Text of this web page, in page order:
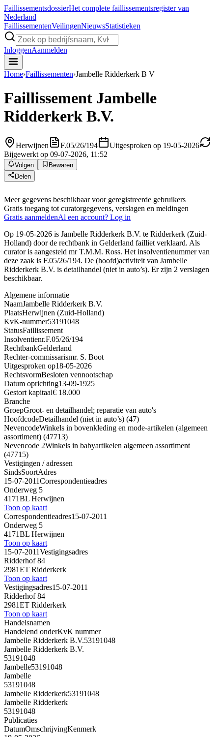
FaillissementsdossierHet complete faillissementsregister van
Nederland
FaillissementenVeilingenNieuwsStatistieken
InloggenAanmelden
Home›Faillissementen›Jambelle Ridderkerk B V
Faillissement Jambelle
Ridderkerk B.V.
Herwijnen F.05/26/194
Uitgesproken op 19-05-2026
Bijgewerkt op 09-07-2026, 11:52
Volgen
Bewaren
Delen
Meer gegevens beschikbaar voor geregistreerde gebruikers
Gratis toegang tot curatorgegevens, verslagen en meldingen
Gratis aanmeldenAl een account? Log in
Op 19-05-2026 is Jambelle Ridderkerk B.V. te Ridderkerk (Zuid-
Holland) door de rechtbank in Gelderland failliet verklaard. Als
curator is aangesteld mr T.M.M. Ross. Het insolventienummer van
deze zaak is F.05/26/194. De (hoofd)activiteit van Jambelle
Ridderkerk B.V. is detailhandel (niet in auto’s). Er zijn 2 verslagen
beschikbaar.
Algemene informatie
NaamJambelle Ridderkerk B.V.
PlaatsHerwijnen (Zuid-Holland)
KvK-nummer53191048
StatusFaillissement
Insolventienr.F.05/26/194
RechtbankGelderland
Rechter-commissarismr. S. Boot
Uitgesproken op18-05-2026
RechtsvormBesloten vennootschap
Datum oprichting13-09-1925
Gestort kapitaal€ 18.000
Branche
GroepGroot- en detailhandel; reparatie van auto's
HoofdcodeDetailhandel (niet in auto’s) (47)
NevencodeWinkels in bovenkleding en mode-artikelen (algemeen
assortiment) (47713)
Nevencode 2Winkels in babyartikelen algemeen assortiment
(47715)
Vestigingen / adressen
SindsSoortAdres
15-07-2011Correspondentieadres
Onderweg 5
4171BL Herwijnen
Toon op kaart
Correspondentieadres15-07-2011
Onderweg 5
4171BL Herwijnen
Toon op kaart
15-07-2011Vestigingsadres
Ridderhof 84
2981ET Ridderkerk
Toon op kaart
Vestigingsadres15-07-2011
Ridderhof 84
2981ET Ridderkerk
Toon op kaart
Handelsnamen
Handelend onderKvK nummer
Jambelle Ridderkerk B.V.53191048
Jambelle Ridderkerk B.V.
53191048
Jambelle53191048
Jambelle
53191048
Jambelle Ridderkerk53191048
Jambelle Ridderkerk
53191048
Publicaties
DatumOmschrijvingKenmerk